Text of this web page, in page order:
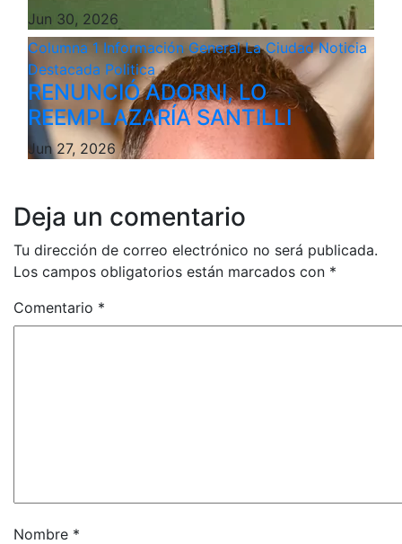
Jun 30, 2026
Columna 1 Información GeneralLa CiudadNoticia
Destacada Politica
RENUNCIÓ ADORNI, LO
REEMPLAZARÍA SANTILLI
Jun 27, 2026
Deja un comentario
Tu dirección de correo electrónico no será publicada.
Los campos obligatorios están marcados con *
Comentario *
Nombre *